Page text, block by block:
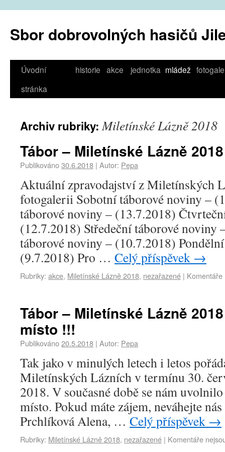
Sbor dobrovolných hasičů
Úvodní
stránka
historie akce jednotka mládež
Archiv rubriky:Miletínské Lázně 2018
Tábor – Miletínské Lázně 2018
Publikováno30.6.2018 | Autor: Pepa
Aktuální zpravodajství z Miletínských
fotogalerii Sobotní táborové noviny –
táborové noviny – (13.7.2018)
(12.7.2018) Středeční táborové noviny
táborové noviny – (10.7.2018)
(9.7.2018) Pro … Celý příspěvek →
Rubriky: akce, Miletínské Lázně 2018, nezařazené | Komentáře
Tábor – Miletínské Lázně
místo !!!
Publikováno20.5.2018 | Autor: Pepa
Tak jako v minulých letech i letos
Miletínských Lázních v termínu 30.
2018. V současné době se nám
místo. Pokud máte zájem, neváhejte
Prchlíková Alena, … Celý příspěvek →
Rubriky: Miletínské Lázně 2018, nezařazené | Komentáře